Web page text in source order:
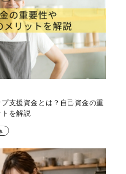
支援資金とは？自己資金の重
を解説